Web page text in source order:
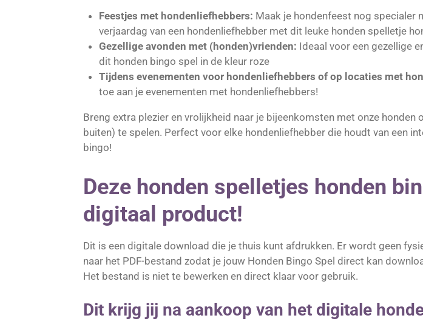
Feestjes met hondenliefhebbers: Maak je hondenfeest nog specialer
verjaardag van een hondenliefhebber met dit leuke honden spelletje
Gezellige avonden met (honden)vrienden: Ideaal voor een gezellige
dit honden bingo spel in de kleur roze
Tijdens evenementen voor hondenliefhebbers of op locaties met
toe aan je evenementen met hondenliefhebbers!
Breng extra plezier en vrolijkheid naar je bijeenkomsten met onze
buiten) te spelen. Perfect voor elke hondenliefhebber die houdt van een
bingo!
Deze honden spelletjes honden
digitaal product!
Dit is een digitale download die je thuis kunt afdrukken. Er wordt geen
naar het PDF-bestand zodat je jouw Honden Bingo Spel direct kan
Het bestand is niet te bewerken en direct klaar voor gebruik.
Dit krijg jij na aankoop van het digitale